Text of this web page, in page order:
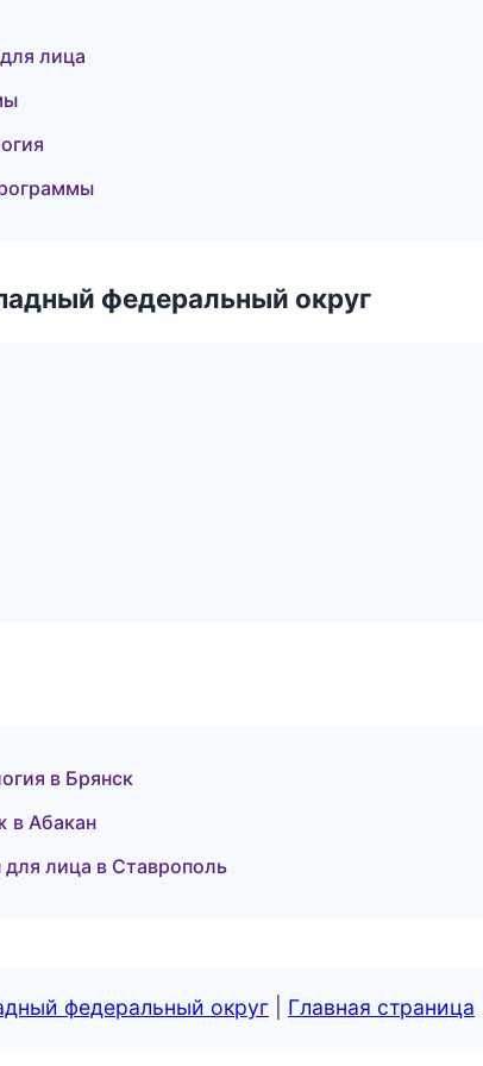
лица
федеральный округ
в Брянск
в Абакан
лица в Ставрополь
федеральный округ Главная страница